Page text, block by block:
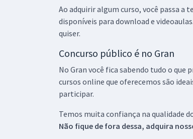
Ao adquirir algum curso, você passa a
disponíveis para download e
quiser.
Concurso público é no Gran
No Gran você fica sabendo tudo o que
cursos online que oferecemos são
participar.
Temos muita confiança na qualidade
Não fique de fora dessa, adquira